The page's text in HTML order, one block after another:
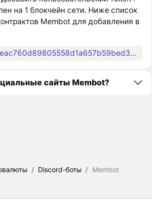
на 1 блокчейн сети. Ниже список
Membot для добавления в
0x9eac760d89805558d1a657b59bed313766e09e61
сайты Membot?
/ Discord-боты / Membot